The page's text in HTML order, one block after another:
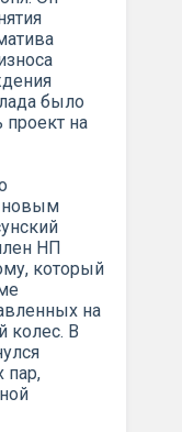
было
проект на
новым
НП
который
на
колес. В
пар,